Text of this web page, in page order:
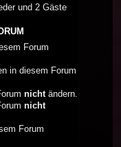
und 2 Gäste
Forum
in diesem Forum
nichtändern.
nicht
Forum